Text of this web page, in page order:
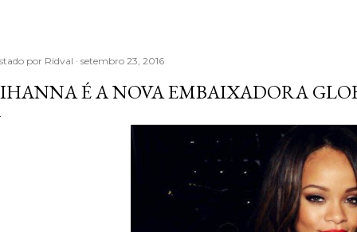
por Ridval setembro 23, 2016
É A NOVA EMBAIXADORA